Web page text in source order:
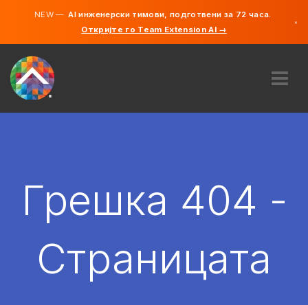
NEW —AI инженерски тимови, подготвени за 72 часа.
Откријте го Team Extension AI →
×
АНГАЖИРАЈ
Грешка 404 -
Страницата